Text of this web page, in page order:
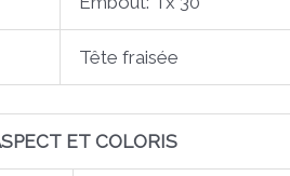
Tête fraisée
ET COLORIS